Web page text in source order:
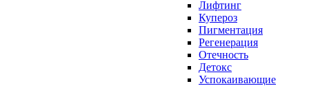
Лифтинг
Купероз
Пигментация
Регенерация
Отечность
Детокс
Успокаивающие